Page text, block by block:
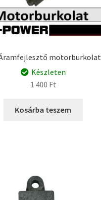
motorburkolat
Készleten
1 400 Ft
Kosárba teszem